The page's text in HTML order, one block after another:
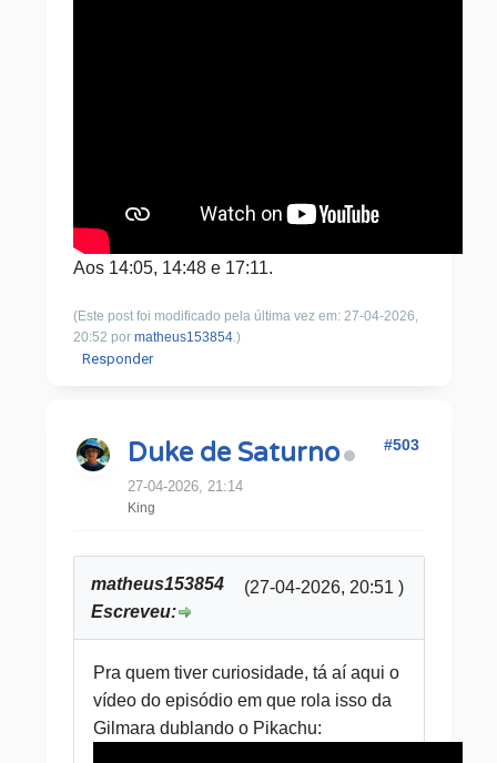
Aos 14:05, 14:48 e 17:11.
(Este post foi modificado pela última vez em: 27-04-2026,
20:52 por matheus153854.)
Responder
Duke de Saturno
27-04-2026, 21:14
King
#503
(27-04-2026, 20:51 )
matheus153854
Escreveu:
Pra quem tiver curiosidade, tá aí aqui o
vídeo do episódio em que rola isso da
Gilmara dublando o Pikachu: